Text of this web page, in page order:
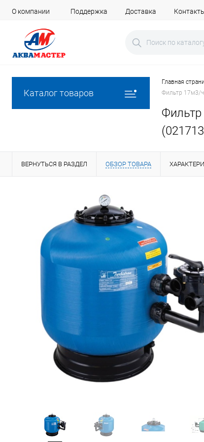
О компании Поддержка Доставка
Каталог товаров
Главная
Фильтр 17м3/ч
ВЕРНУТЬСЯ В РАЗДЕЛ ОБЗОР ТОВАРА